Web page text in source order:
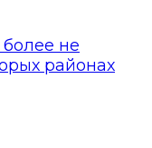
более не
районах